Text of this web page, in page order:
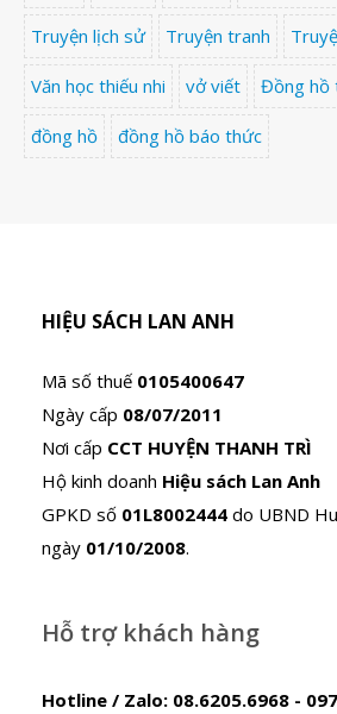
Truyện lịch sử Truyện tranh
Văn học thiếu nhi vở viết Đồng hồ
đồng hồ đồng hồ báo thức
HIỆU SÁCH LAN ANH
Mã số thuế 0105400647
Ngày cấp 08/07/2011
Nơi cấp CCT HUYỆN THANH TRÌ
Hộ kinh doanh Hiệu sách Lan Anh
GPKD số 01L8002444 do UBND
ngày 01/10/2008.
Hỗ trợ khách hàng
Hotline / Zalo: 08.6205.6968 -